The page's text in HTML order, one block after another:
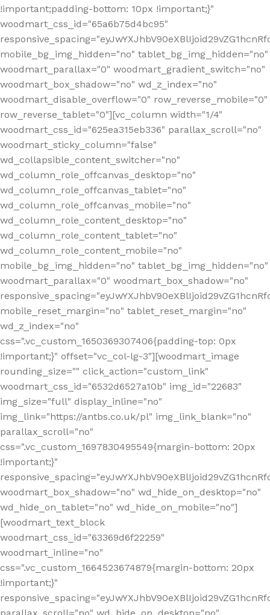
!important;padding-bottom: 10px !important;}"
woodmart_css_id="65a6b75d4bc95"
mobile_bg_img_hidden="no" tablet_bg_img_hidden="no"
woodmart_parallax="0" woodmart_gradient_switch="no"
woodmart_box_shadow="no" wd_z_index="no"
woodmart_disable_overflow="0" row_reverse_mobile="0"
row_reverse_tablet="0"][vc_column width="1/4"
woodmart_css_id="625ea315eb336" parallax_scroll="no"
woodmart_sticky_column="false"
wd_collapsible_content_switcher="no"
wd_column_role_offcanvas_desktop="no"
wd_column_role_offcanvas_tablet="no"
wd_column_role_offcanvas_mobile="no"
wd_column_role_content_desktop="no"
wd_column_role_content_tablet="no"
wd_column_role_content_mobile="no"
mobile_bg_img_hidden="no" tablet_bg_img_hidden="no"
woodmart_parallax="0" woodmart_box_shadow="no"
mobile_reset_margin="no" tablet_reset_margin="no"
wd_z_index="no"
css=".vc_custom_1650369307406{padding-top: 0px
!important;}" offset="vc_col-lg-3"][woodmart_image
rounding_size="" click_action="custom_link"
woodmart_css_id="6532d6527a10b" img_id="22683"
img_size="full" display_inline="no"
img_link="https://antbs.co.uk/pl" img_link_blank="no"
parallax_scroll="no"
css=".vc_custom_1697830495549{margin-bottom: 20px
!important;}"
woodmart_box_shadow="no" wd_hide_on_desktop="no"
wd_hide_on_tablet="no" wd_hide_on_mobile="no"]
[woodmart_text_block
woodmart_css_id="63369d6f22259"
woodmart_inline="no"
css=".vc_custom_1664523674879{margin-bottom: 20px
!important;}"